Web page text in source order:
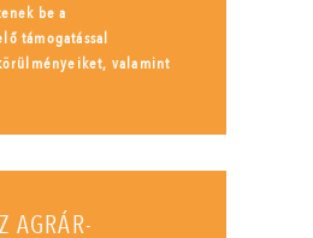
be a
támogatással
valamint
AGRÁR-